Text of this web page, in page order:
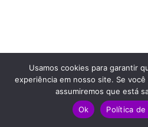
Usamos cookies para garantir
experiência em nosso site. Se
assumiremos que está
Ok
Política de